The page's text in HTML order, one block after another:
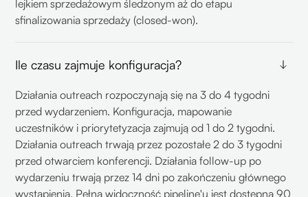
lejkiem sprzedażowym śledzonym aż do etapu
sfinalizowania sprzedaży (closed-won).
Ile czasu zajmuje konfiguracja?
Działania outreach rozpoczynają się na 3 do 4 tygodni
przed wydarzeniem. Konfiguracja, mapowanie
uczestników i priorytetyzacja zajmują od 1 do 2 tygodni.
Działania outreach trwają przez pozostałe 2 do 3 tygodni
przed otwarciem konferencji. Działania follow-up po
wydarzeniu trwają przez 14 dni po zakończeniu głównego
wystąpienia. Pełna widoczność pipeline'u jest dostępna 90